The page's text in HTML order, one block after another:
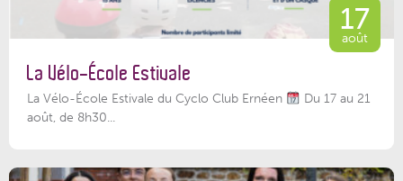
17
août
La Vélo-École Estivale
La Vélo-École Estivale du Cyclo Club Ernéen
Du 17 au 21
août, de 8h30...